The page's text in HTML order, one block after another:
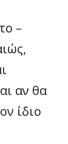
–
αν θα
ίδιο